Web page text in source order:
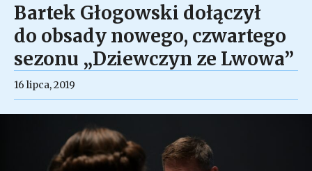
Bartek Głogowski dołączył
do obsady nowego, czwartego
sezonu „Dziewczyn ze Lwowa”
16 lipca, 2019